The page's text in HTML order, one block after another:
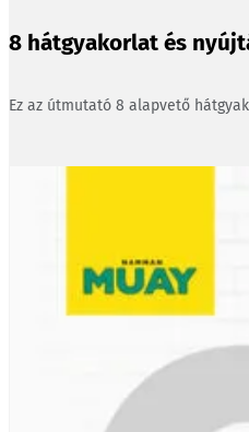
8 hátgyakorlat és
Ez az útmutató 8 alapvető